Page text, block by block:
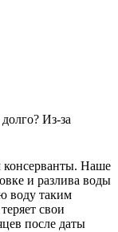
Из-за
консерванты. Наше
и разлива воды
воду таким
свои
после даты